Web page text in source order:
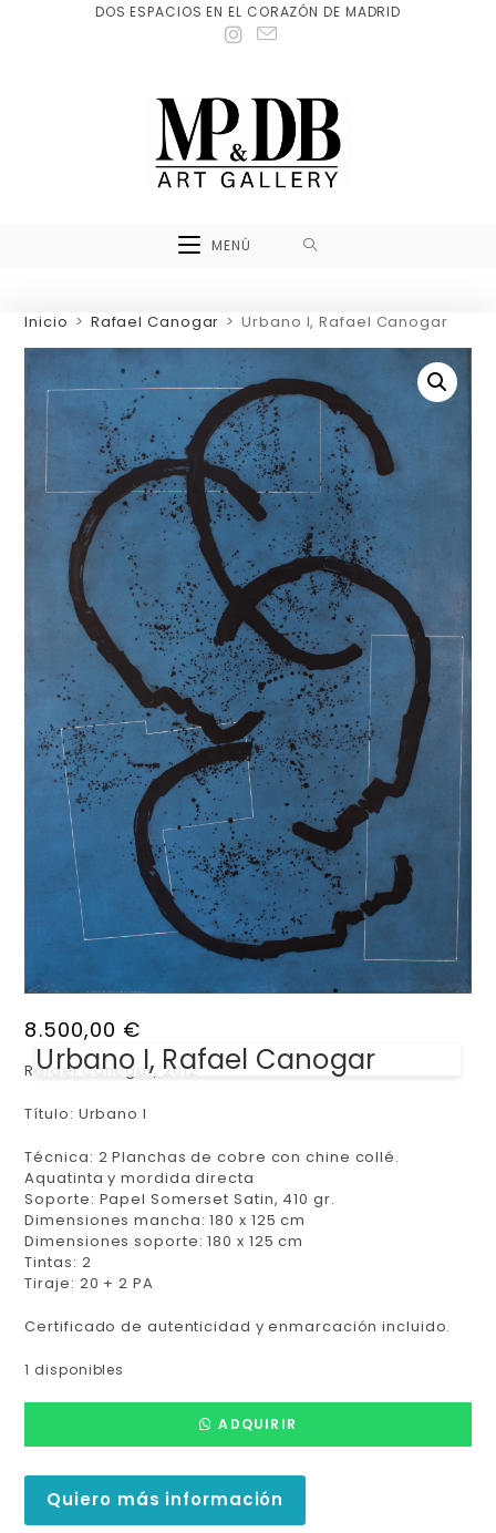
DOS ESPACIOS EN EL CORAZÓN DE MADRID
MENÚ
Inicio > Rafael Canogar > Urbano I, Rafael Canogar
Urbano I, Rafael Canogar
8.500,00 €
Rafael Canogar, 2012
Título: Urbano I
Técnica: 2 Planchas de cobre con chine collé.
Aquatinta y mordida directa
Soporte: Papel Somerset Satin, 410 gr.
Dimensiones mancha: 180 x 125 cm
Dimensiones soporte: 180 x 125 cm
Tintas: 2
Tiraje: 20 + 2 PA
Certificado de autenticidad y enmarcación incluido.
1 disponibles
ADQUIRIR
Quiero más información